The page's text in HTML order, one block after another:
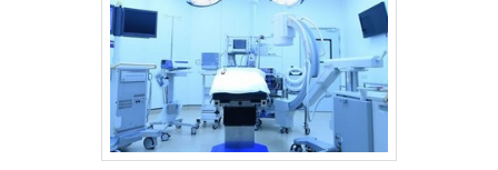
desenvolvimento de equipamentos
hospitalares e odontológicos de alta
tecnologia. São opções variadas que a
empresa oferece, como lavadoras
termodesinfectoras e secadoras de
traqueias com ótima qualidade e